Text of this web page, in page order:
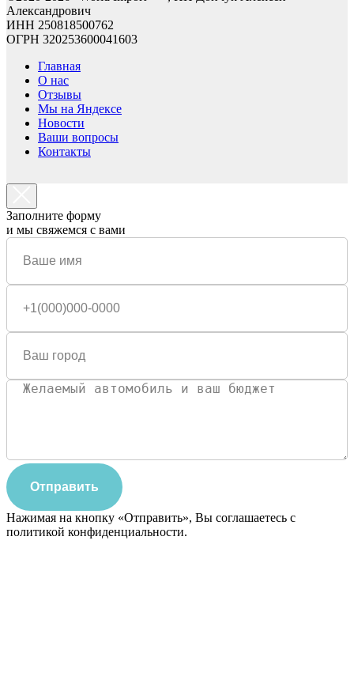
Александрович
ИНН 250818500762
ОГРН 320253600041603
Главная
О нас
Отзывы
Мы на Яндексе
Новости
Ваши вопросы
Контакты
Заполните форму
и мы свяжемся с вами
Отправить
Нажимая на кнопку «Отправить», Вы соглашаетесь с
политикой конфиденциальности.